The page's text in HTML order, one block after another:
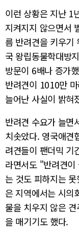
이런 상황은 지난 1
지켜지지 않으면서
름 반려견을 키우기
국 왕립동물학대방
방문이 6배나 증가
반려견이 1010만
늘어난 사실이 밝혀
반려견 수요가 늘면
치솟았다. 영국애견
려견들이 팬더믹 기
라면서도 "반려견이
는 것도 피하지는
은 지역에서는 시의
물을 치우지 않은
을 매기기도 했다.